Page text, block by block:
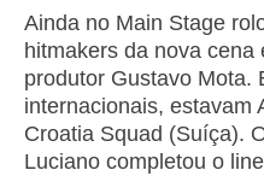
Ainda no Main Stage
hitmakers da nova
produtor Gustavo Mota.
internacionais, estavam
Croatia Squad (Suíça).
Luciano completou o